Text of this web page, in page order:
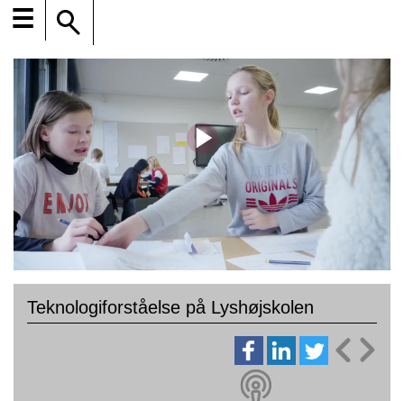
☰
Teknologiforståelse på Lyshøjskolen